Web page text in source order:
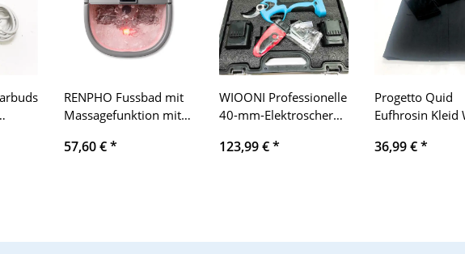
RENPHO Fussbad mit
Massagefunktion mit
Rotlicht und Auto-Aus-
Universal-Räder,
57,60 €*
WIOONI Professionelle
40-mm-Elektroschere,
batteriebetriebene
Weinberge und Gärten
123,99 €*
Progetto Quid
Eufhrosin Kleid
Xs für Frauen
36,99 €*